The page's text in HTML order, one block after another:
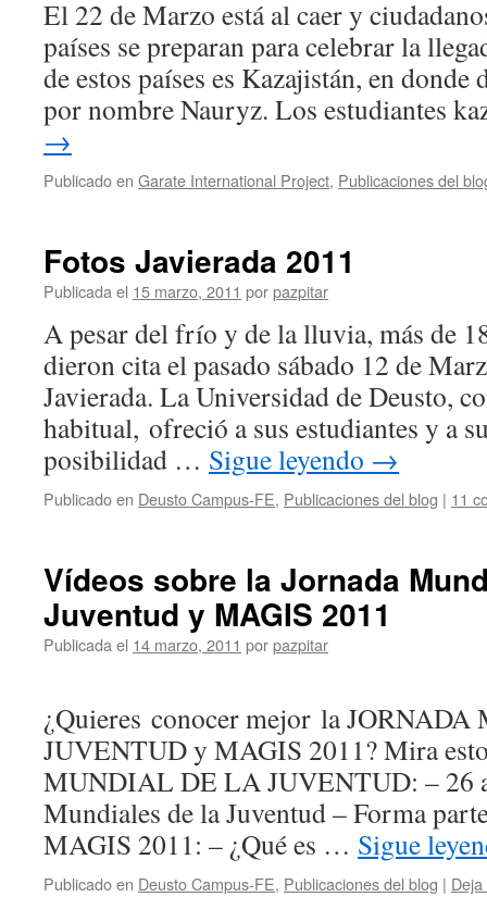
El 22 de Marzo está al caer y
países se preparan para celebrar la
de estos países es Kazajistán, en
por nombre Nauryz. Los estudiantes
→
Publicado en Garate International Project, Publicaciones del
Fotos Javierada 2011
Publicada el 15 marzo, 2011 porpazpitar
A pesar del frío y de la lluvia, más de
dieron cita el pasado sábado 12 de
Javierada. La Universidad de Deusto,
habitual, ofreció a sus estudiantes y a
posibilidad … Sigue leyendo →
Publicado en Deusto Campus-FE, Publicaciones del blog | 11
Vídeos sobre la Jornada
Juventud y MAGIS 2011
Publicada el 14 marzo, 2011 porpazpitar
¿Quieres conocer mejor la
JUVENTUD y MAGIS 2011? Mira
MUNDIAL DE LA JUVENTUD: – 26
Mundiales de la Juventud – Forma
MAGIS 2011: – ¿Qué es … Sigue
Publicado en Deusto Campus-FE, Publicaciones del blog |